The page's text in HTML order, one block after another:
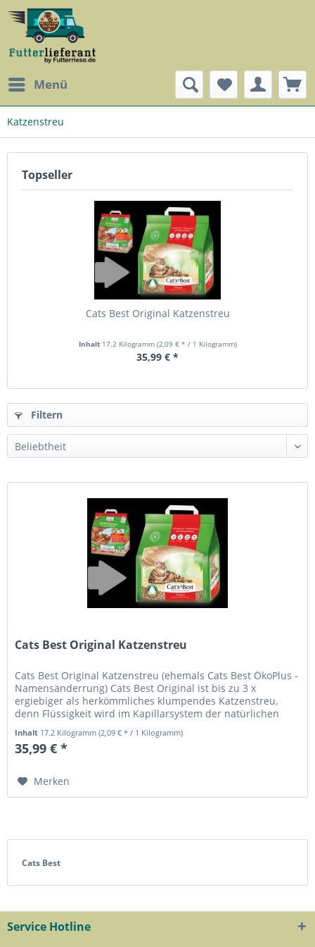
Menü
Katzenstreu
Topseller
Cats Best Original Katzenstreu
Inhalt 17.2 Kilogramm (2,09 € * / 1 Kilogramm)
35,99 € *
Filtern
Cats Best Original Katzenstreu
Cats Best Original Katzenstreu (ehemals Cats Best ÖkoPlus -
Namensänderrung) Cats Best Original ist bis zu 3 x
ergiebiger als herkömmliches klumpendes Katzenstreu,
denn Flüssigkeit wird im Kapillarsystem der natürlichen
Inhalt 17.2 Kilogramm(2,09 € * / 1 Kilogramm)
35,99 € *
Merken
Cats Best
Service Hotline